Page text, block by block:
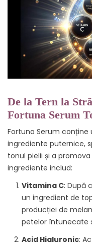
De la Tern la
Fortuna Serum
Fortuna Serum
ingrediente puternice,
tonul pielii și a
ingrediente includ:
Vitamina C: După
un ingredient de
producției de
petelor întunecate
Acid Hialuronic: